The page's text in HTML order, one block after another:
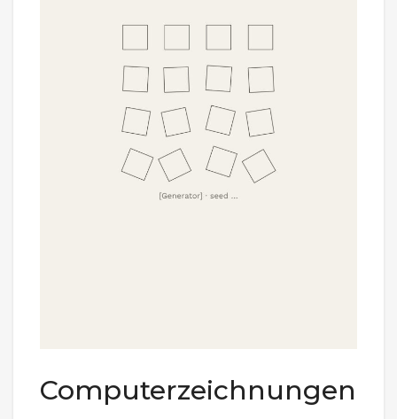
Computerzeichnungen